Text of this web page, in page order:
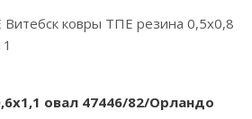
Витебск ковры ТПЕ резина 0,5х0,8
овал 47446/82/Орландо